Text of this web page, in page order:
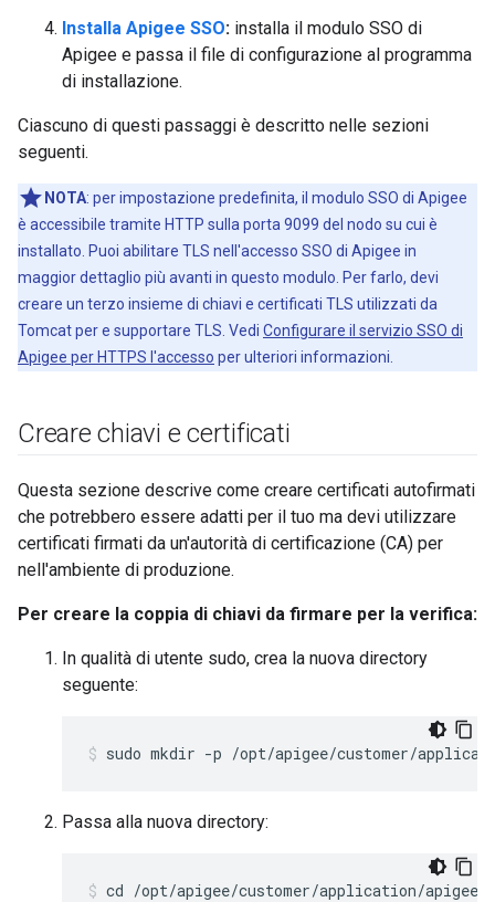
Installa Apigee SSO: installa il modulo SSO di
Apigee e passa il file di configurazione al programma
di installazione.
Ciascuno di questi passaggi è descritto nelle sezioni
seguenti.
NOTA: per impostazione predefinita, il modulo SSO di Apigee
è accessibile tramite HTTP sulla porta 9099 del nodo su cui è
installato. Puoi abilitare TLS nell'accesso SSO di Apigee in
maggior dettaglio più avanti in questo modulo. Per farlo, devi
creare un terzo insieme di chiavi e certificati TLS utilizzati da
Tomcat per e supportare TLS. Vedi Configurare il servizio SSO di
Apigee per HTTPS l'accesso per ulteriori informazioni.
Creare chiavi e certificati
Questa sezione descrive come creare certificati autofirmati
che potrebbero essere adatti per il tuo ma devi utilizzare
certificati firmati da un'autorità di certificazione (CA) per
nell'ambiente di produzione.
Per creare la coppia di chiavi da firmare per la verifica:
In qualità di utente sudo, crea la nuova directory
seguente:
sudo mkdir -p /opt/apigee/customer/
Passa alla nuova directory:
cd /opt/apigee/customer/application/